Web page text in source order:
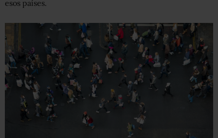
esos países.